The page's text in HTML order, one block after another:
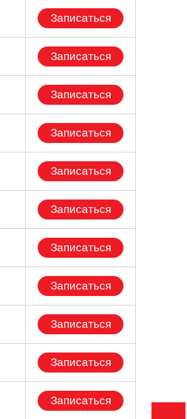
Записаться
Записаться
Записаться
Записаться
Записаться
Записаться
Записаться
Записаться
Записаться
Записаться
Записаться